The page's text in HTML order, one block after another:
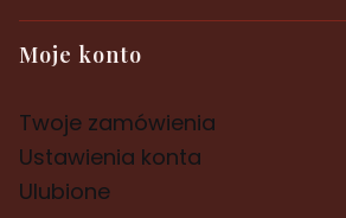
Moje konto
Twoje zamówienia
Ustawienia konta
Ulubione